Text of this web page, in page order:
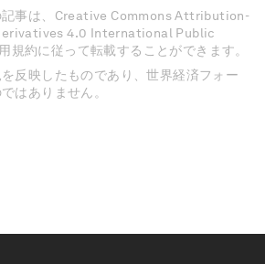
記事は、Creative Commons Attribution-
4.0 International Public
規約に従って転載することができます。
反映したものであり、世界経済フォー
はありません。